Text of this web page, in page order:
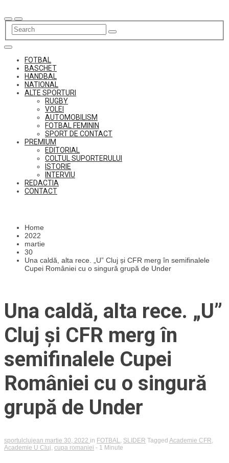
to
content
FOTBAL
BASCHET
HANDBAL
NATIONAL
ALTE SPORTURI
RUGBY
VOLEI
AUTOMOBILISM
FOTBAL FEMININ
SPORT DE CONTACT
PREMIUM
EDITORIAL
COLTUL SUPORTERULUI
ISTORIE
INTERVIU
REDACTIA
CONTACT
Home
2022
martie
30
Una caldă, alta rece. „U” Cluj și CFR merg în semifinalele
Cupei României cu o singură grupă de Under
Una caldă, alta rece. „U”
Cluj și CFR merg în
semifinalele Cupei
României cu o singură
grupă de Under
sportulclujean martie 30, 2022 in FOTBAL SLIDER Tagged Academie CFR
Academie U Cluj cupa romaniei - 1 Minute